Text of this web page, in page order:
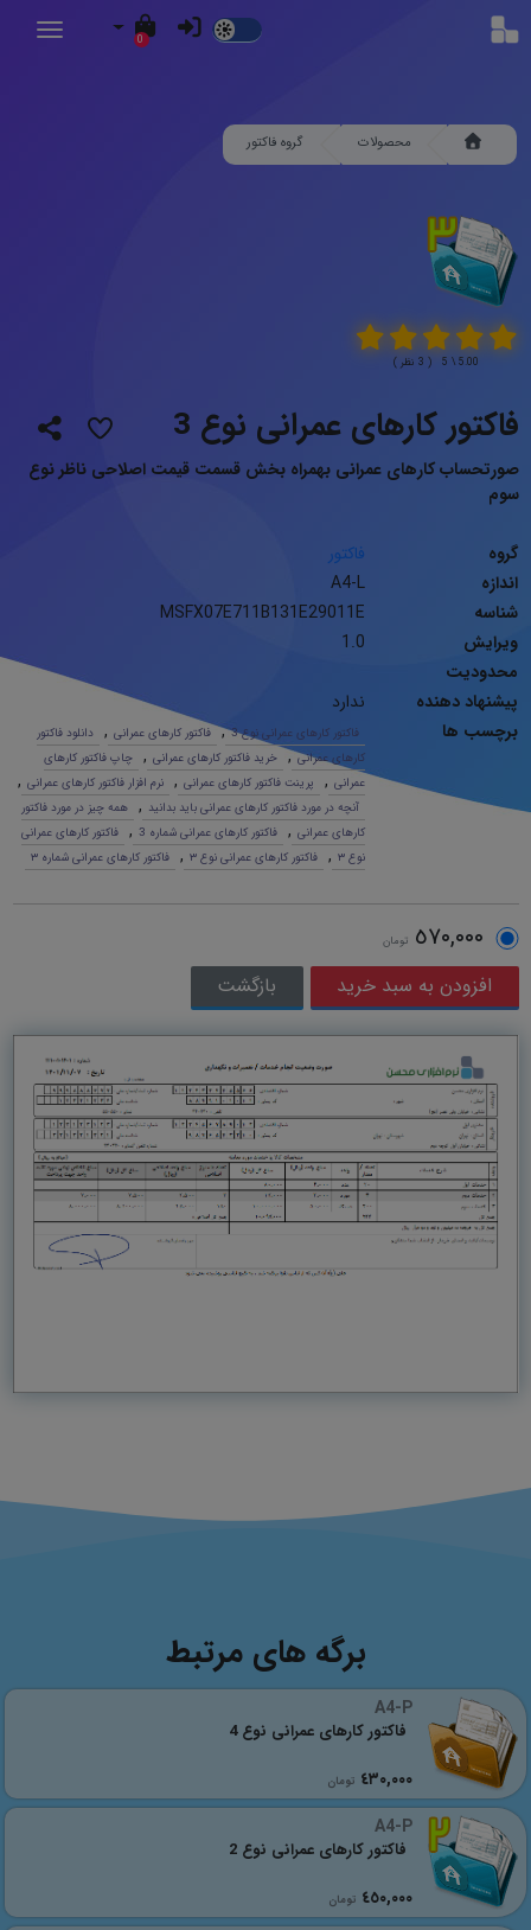
Dark
0
محصولات گروه فاکتور
5.00 \ 5 ( 3 نظر )
فاکتور کارهای عمرانی نوع 3
صورتحساب کارهای عمرانی بهمراه بخش قسمت قیمت اصلاحی ناظر نوع
سوم
گروه
فاکتور
اندازه
A4-L
شناسه
MSFX07E711B131E29011E
ویرایش
1.0
محدودیت
پیشنهاد دهنده
ندارد
برچسب ها
فاکتور کارهای عمرانی نوع 3 , فاکتور کارهای عمرانی ,
دانلود فاکتور
کارهای عمرانی , خرید فاکتور کارهای عمرانی ,
چاپ فاکتور کارهای
عمرانی , پرینت فاکتور کارهای عمرانی , نرم افزار فاکتور کارهای عمرانی ,
آنچه در مورد فاکتور کارهای عمرانی باید بدانید ,
همه چیز در مورد فاکتور
کارهای عمرانی , فاکتور کارهای عمرانی شماره 3 ,
فاکتور کارهای عمرانی
نوع ٣
, فاکتور کارهای عمرانی نوع ٣ , فاکتور کارهای عمرانی شماره ٣
٥٧٠,٠٠٠ تومان
بازگشت
برگه های مرتبط
A4-P
٤٣٠,٠٠٠ تومان
فاکتور کارهای عمرانی نوع 4
A4-P
٤٥٠,٠٠٠ تومان
فاکتور کارهای عمرانی نوع 2